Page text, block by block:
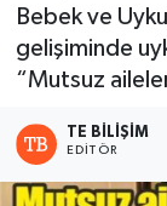
Bebek ve
gelişiminde
“Mutsuz
TE BILIŞIM
EDITÖR
Haber